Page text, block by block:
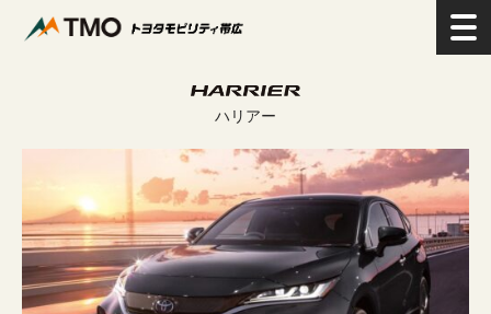
>新車を探す >SUV>ハリアー
ハリアー